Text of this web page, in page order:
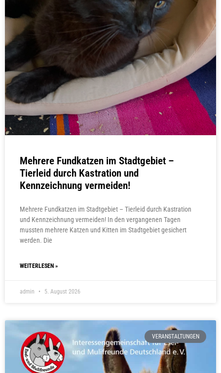
Mehrere Fundkatzen im Stadtgebiet –
Tierleid durch Kastration und
Kennzeichnung vermeiden!
Mehrere Fundkatzen im Stadtgebiet – Tierleid durch Kastration
und Kennzeichnung vermeiden! In den vergangenen Tagen
mussten mehrere Katzen und Kitten im Stadtgebiet gesichert
werden. Die
WEITERLESEN »
admin 5. August 2026
VERANSTALTUNGEN